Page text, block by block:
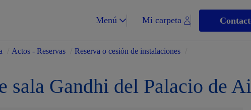
Menú Mi carpeta
Actos - Reservas Reserva o cesión de instalaciones
sala Gandhi del Palacio de